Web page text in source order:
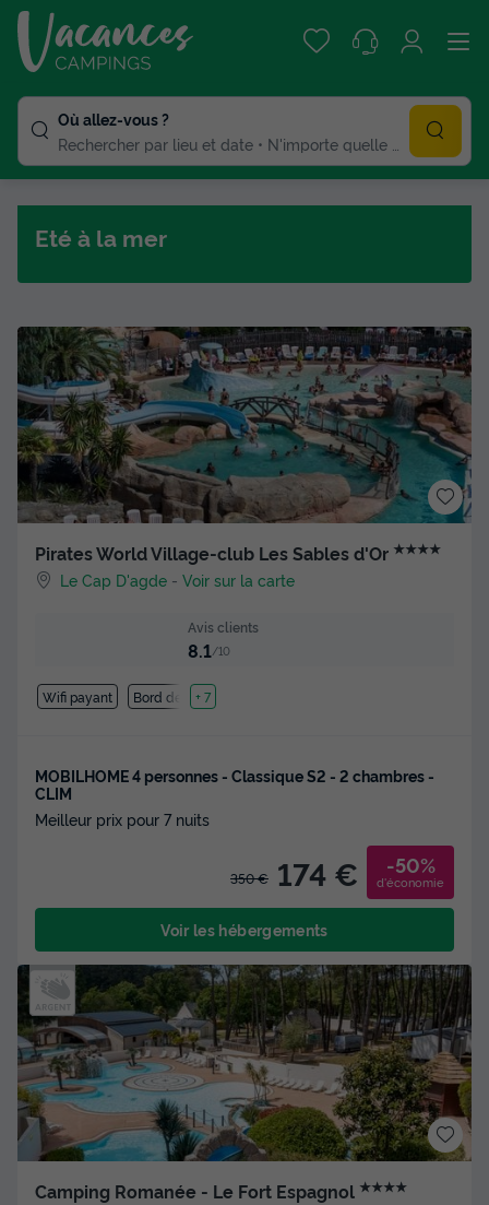
Où allez-vous ?
Rechercher par lieu et date
N'importe quelle duree
Eté à la mer
Pirates World Village-club Les Sables d'Or ★★★★
Le Cap D'agde -Voir sur la carte
Avis clients
8.1/10
Wifi payant Bord de mer
+ 7
MOBILHOME 4 personnes - Classique S2 - 2 chambres -
CLIM
Meilleur prix pour 7 nuits
350 € 174 € -50%
d'économie
Voir les hébergements
Camping Romanée - Le Fort Espagnol ★★★★